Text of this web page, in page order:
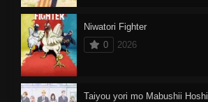
Niwatori Fighter
0
2026
Taiyou yori mo Mabushii Hoshi